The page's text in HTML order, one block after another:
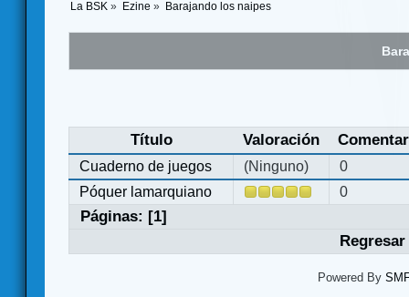
La BSK » Ezine » Barajando los naipes
Título Valoración
Cuaderno de juegos (Ninguno)
0
Póquer lamarquiano
0
Páginas: [1]
Powered By